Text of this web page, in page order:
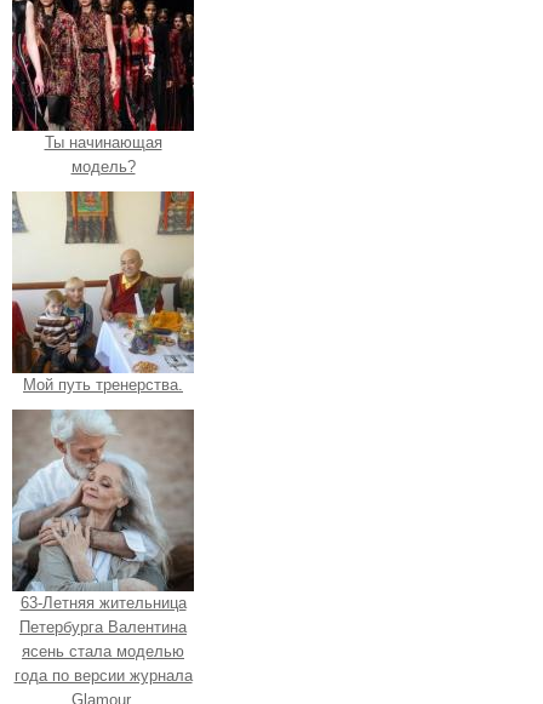
Ты начинающая
модель?
Мой путь тренерства.
63-Летняя жительница
Петербурга Валентина
ясень стала моделью
года по версии журнала
Glamour.